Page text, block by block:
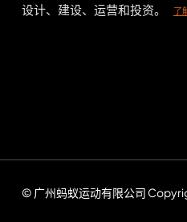
设计、建设、运营和投资。
了
© 广州蚂蚁运动有限公司